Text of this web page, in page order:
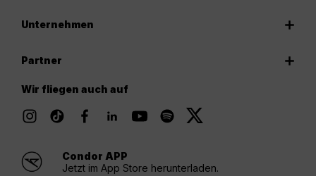
Unternehmen
Partner
Wir fliegen auch auf
Condor APP
Jetzt im App Store herunterladen.